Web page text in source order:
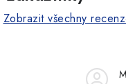
Zobrazit všechny